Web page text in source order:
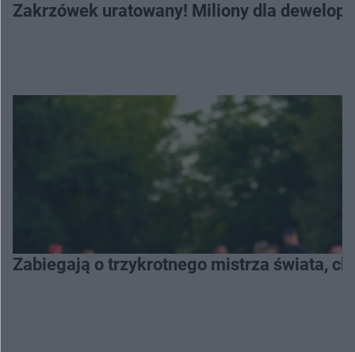
Zakrzówek uratowany! Miliony dla
Zabiegają o trzykrotnego mistrza świata,